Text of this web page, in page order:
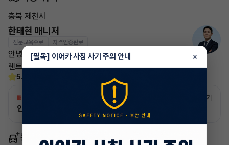
충북 제천시
한태현 매니저
전문교육수료 자격인증완료
안녕하세요! 이어카 승계전문가 한태현입니다.
렌트, 리스 승계 깔끔하게 해결해 드리겠습니다!
5.0
빠른승계
인증 차량으로 승계하는 이유?
자세히 보기
동일 차종 이어카
[필독] 이어카 사칭 사기 주의 안내 ×